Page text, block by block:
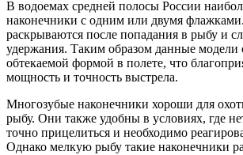
В водоемах средней полосы России
наконечники с одним или двумя
раскрываются после попадания в рыбу и
удержания. Таким образом данные модели
обтекаемой формой в полете, что
мощность и точность выстрела.
Многозубые наконечники хороши для
рыбу. Они также удобны в условиях, где
точно прицелиться и необходимо
Однако мелкую рыбу такие наконечники